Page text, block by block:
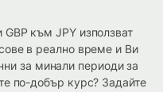
към JPY използват
в реално време и Ви
за минали периоди за
по-добър курс? Задайте